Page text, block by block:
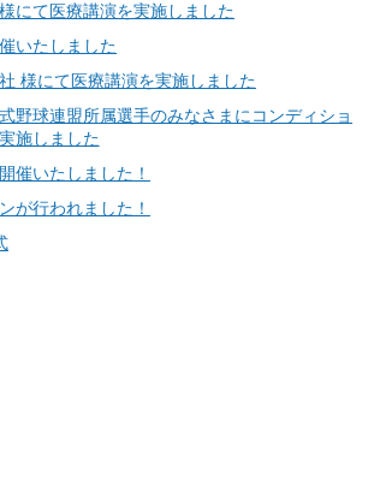
にて医療講演を実施しました
いたしました
様にて医療講演を実施しました
野球連盟所属選手のみなさまにコンディショ
施しました
催いたしました！
が行われました！